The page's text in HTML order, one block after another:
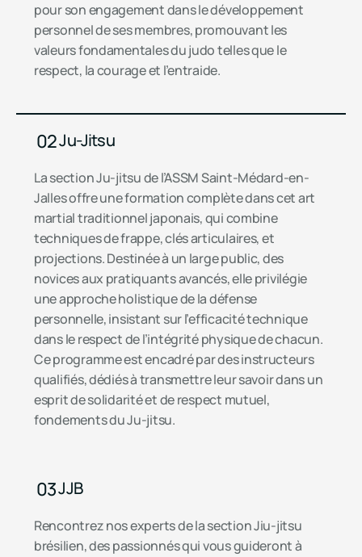
pour son engagement dans le développement
personnel de ses membres, promouvant les
valeurs fondamentales du judo telles que le
respect, la courage et l’entraide.
02Ju-Jitsu
La section Ju-jitsu de l’ASSM Saint-Médard-en-
Jalles offre une formation complète dans cet art
martial traditionnel japonais, qui combine
techniques de frappe, clés articulaires, et
projections. Destinée à un large public, des
novices aux pratiquants avancés, elle privilégie
une approche holistique de la défense
personnelle, insistant sur l’efficacité technique
dans le respect de l’intégrité physique de chacun.
Ce programme est encadré par des instructeurs
qualifiés, dédiés à transmettre leur savoir dans un
esprit de solidarité et de respect mutuel,
fondements du Ju-jitsu.
03JJB
Rencontrez nos experts de la section Jiu-jitsu
brésilien, des passionnés qui vous guideront à